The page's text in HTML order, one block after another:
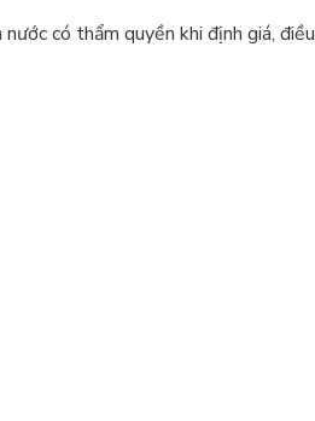
có thẩm quyền khi định giá, điều